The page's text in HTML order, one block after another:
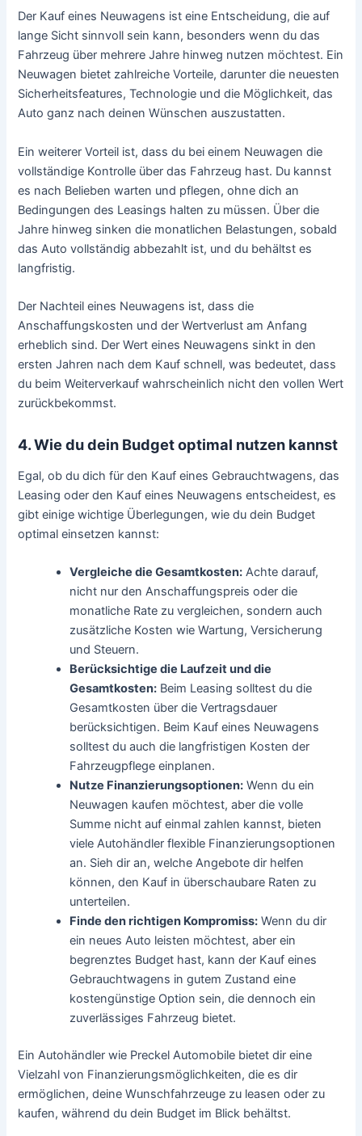
Der Kauf eines Neuwagens ist eine Entscheidung, die auf
lange Sicht sinnvoll sein kann, besonders wenn du das
Fahrzeug über mehrere Jahre hinweg nutzen möchtest. Ein
Neuwagen bietet zahlreiche Vorteile, darunter die neuesten
Sicherheitsfeatures, Technologie und die Möglichkeit, das
Auto ganz nach deinen Wünschen auszustatten.
Ein weiterer Vorteil ist, dass du bei einem Neuwagen die
vollständige Kontrolle über das Fahrzeug hast. Du kannst
es nach Belieben warten und pflegen, ohne dich an
Bedingungen des Leasings halten zu müssen. Über die
Jahre hinweg sinken die monatlichen Belastungen, sobald
das Auto vollständig abbezahlt ist, und du behältst es
langfristig.
Der Nachteil eines Neuwagens ist, dass die
Anschaffungskosten und der Wertverlust am Anfang
erheblich sind. Der Wert eines Neuwagens sinkt in den
ersten Jahren nach dem Kauf schnell, was bedeutet, dass
du beim Weiterverkauf wahrscheinlich nicht den vollen Wert
zurückbekommst.
4. Wie du dein Budget optimal nutzen kannst
Egal, ob du dich für den Kauf eines Gebrauchtwagens, das
Leasing oder den Kauf eines Neuwagens entscheidest, es
gibt einige wichtige Überlegungen, wie du dein Budget
optimal einsetzen kannst:
Vergleiche die Gesamtkosten: Achte darauf,
nicht nur den Anschaffungspreis oder die
monatliche Rate zu vergleichen, sondern auch
zusätzliche Kosten wie Wartung, Versicherung
und Steuern.
Berücksichtige die Laufzeit und die
Gesamtkosten: Beim Leasing solltest du die
Gesamtkosten über die Vertragsdauer
berücksichtigen. Beim Kauf eines Neuwagens
solltest du auch die langfristigen Kosten der
Fahrzeugpflege einplanen.
Nutze Finanzierungsoptionen: Wenn du ein
Neuwagen kaufen möchtest, aber die volle
Summe nicht auf einmal zahlen kannst, bieten
viele Autohändler flexible Finanzierungsoptionen
an. Sieh dir an, welche Angebote dir helfen
können, den Kauf in überschaubare Raten zu
unterteilen.
Finde den richtigen Kompromiss: Wenn du dir
ein neues Auto leisten möchtest, aber ein
begrenztes Budget hast, kann der Kauf eines
Gebrauchtwagens in gutem Zustand eine
kostengünstige Option sein, die dennoch ein
zuverlässiges Fahrzeug bietet.
Ein Autohändler wie Preckel Automobile bietet dir eine
Vielzahl von Finanzierungsmöglichkeiten, die es dir
ermöglichen, deine Wunschfahrzeuge zu leasen oder zu
kaufen, während du dein Budget im Blick behältst.